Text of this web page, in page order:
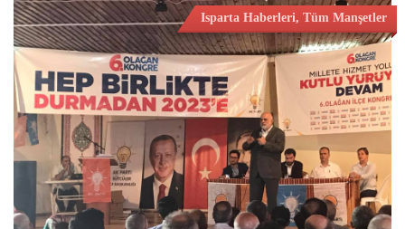
Isparta Haberleri, Tüm Manşetler